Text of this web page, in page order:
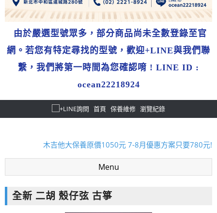
由於嚴選型號眾多，部分商品尚未全數登錄至官
網。若您有特定尋找的型號，歡迎+LINE與我們聯
繫，我們將第一時間為您確認唷 ! LINE ID :
ocean22218924
首頁 保養維修 瀏覽紀錄
木吉他大保養原價1050元 7-8月優惠方案只要780元!
全新二胡 本月優惠一律8折!
暑假限定!購買指定款吉他免費送攜帶式吉他架!
專業鋼琴到府調音、保養服務~ 歡迎來電預約!
Menu
全新 二胡 殼仔弦 古箏